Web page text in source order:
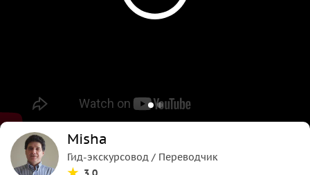
Misha
Гид-экскурсовод / Переводчик